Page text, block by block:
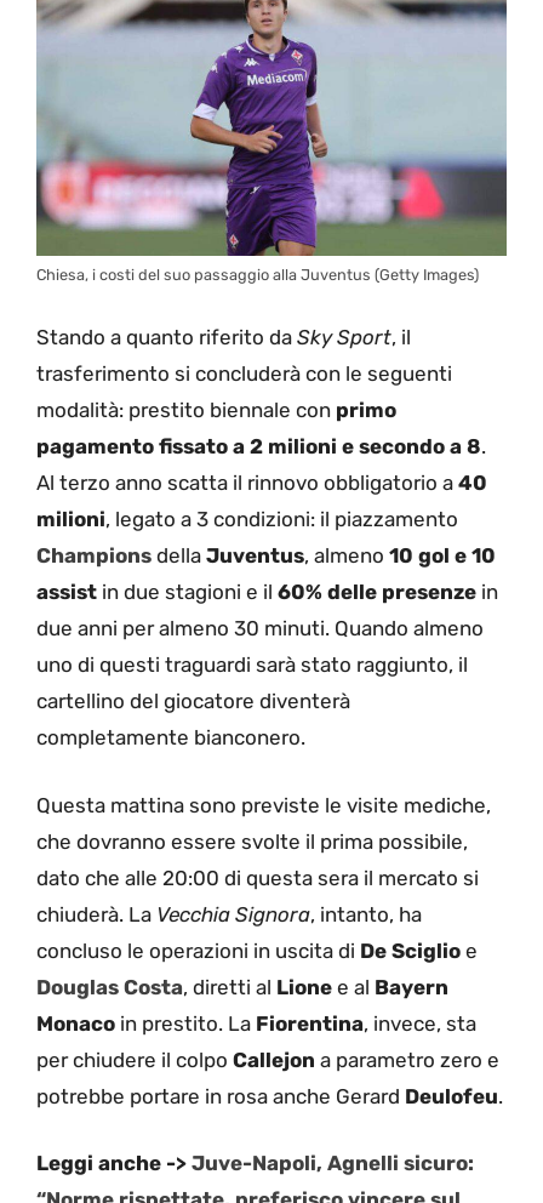
Chiesa, i costi del suo passaggio alla Juventus (Getty Images)
Stando a quanto riferito da Sky Sport, il
trasferimento si concluderà con le seguenti
modalità: prestito biennale con primo
pagamento fissato a 2 milioni e secondo a 8.
Al terzo anno scatta il rinnovo obbligatorio a 40
milioni, legato a 3 condizioni: il piazzamento
Champions della Juventus, almeno 10 gol e 10
assist in due stagioni e il 60% delle presenze in
due anni per almeno 30 minuti. Quando almeno
uno di questi traguardi sarà stato raggiunto, il
cartellino del giocatore diventerà
completamente bianconero.
Questa mattina sono previste le visite mediche,
che dovranno essere svolte il prima possibile,
dato che alle 20:00 di questa sera il mercato si
chiuderà. La Vecchia Signora, intanto, ha
concluso le operazioni in uscita di De Sciglio e
Douglas Costa, diretti al Lione e al Bayern
Monaco in prestito. La Fiorentina, invece, sta
per chiudere il colpo Callejon a parametro zero e
potrebbe portare in rosa anche Gerard Deulofeu.
Leggi anche -> Juve-Napoli, Agnelli sicuro: